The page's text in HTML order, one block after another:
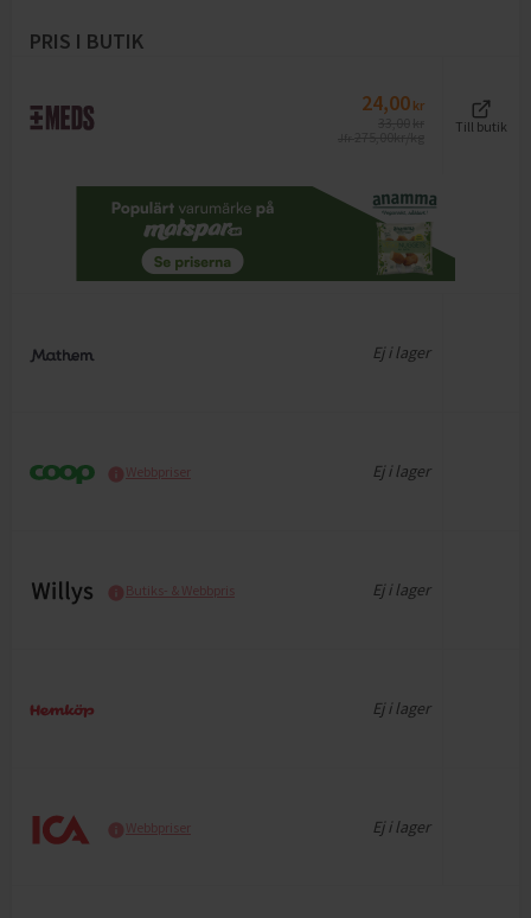
PRIS I BUTIK
24,00 kr
Till butik
Ej i lager
Webbpriser Ej i lager
Butiks- & Webbpris Ej i lager
Ej i lager
Webbpriser Ej i lager